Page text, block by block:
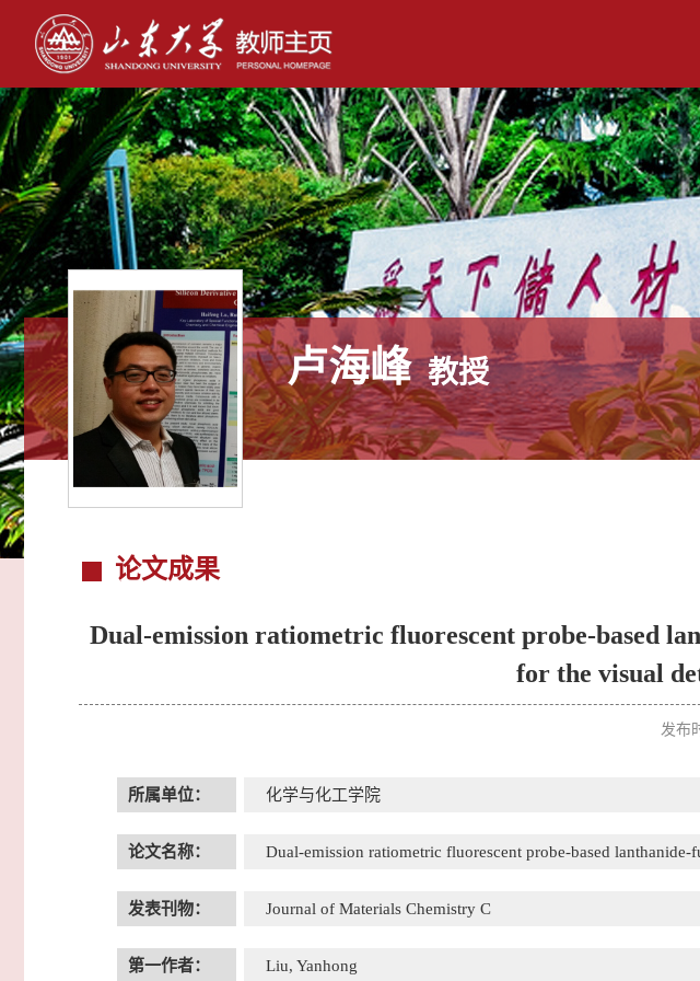
卢海峰 教授
论文成果
Dual-emission ratiometric fluorescent probe-based
for the visual
发布
所属单位： 化学与化工学院
论文名称： Dual-emission ratiometric fluorescent probe-based
发表刊物： Journal of Materials Chemistry C
第一作者： Liu, Yanhong